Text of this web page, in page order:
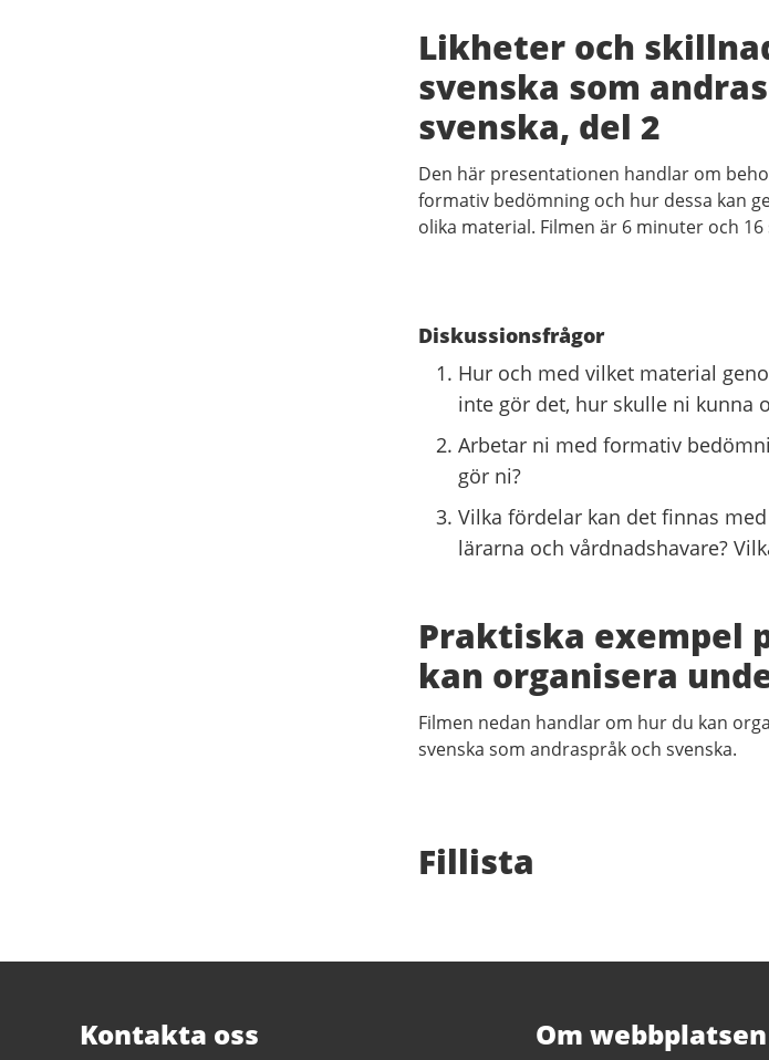
Likheter och
svenska som
svenska, del 2
Den här presentationen handlar om
formativ bedömning och hur dessa kan
olika material. Filmen är 6 minuter och 16
Diskussionsfrågor
Hur och med vilket material
inte gör det, hur skulle ni kunna
Arbetar ni med formativ
gör ni?
Vilka fördelar kan det finnas
lärarna och vårdnadshavare?
Praktiska exempel
kan organisera
Filmen nedan handlar om hur du kan
svenska som andraspråk och svenska.
Fillista
Kontakta oss Om webbplatsen